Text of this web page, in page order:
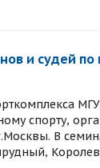
и судей по
спорту,
В